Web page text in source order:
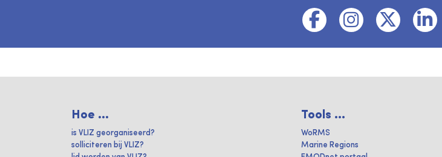
Hoe ...
is VLIZ georganiseerd?
solliciteren bij VLIZ?
Tools ...
WoRMS
Marine Regions